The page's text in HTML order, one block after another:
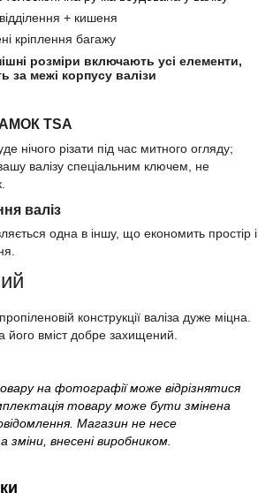
+ кишеня
кріплення багажу
розміри включають усі елементи,
за межі корпусу валізи
TSA
нічого різати під час митного огляду;
валізу спеціальним ключем, не
валіз
одна в іншу, що економить простір і
конструкції валіза дуже міцна.
його вміст добре захищений.
на фотографії може відрізнятися
товару може бути змінена
Магазин не несе
зміни, внесені виробником.